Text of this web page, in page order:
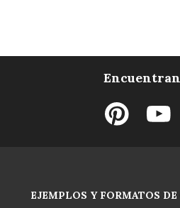
EJEMPLOS Y FORMATOS